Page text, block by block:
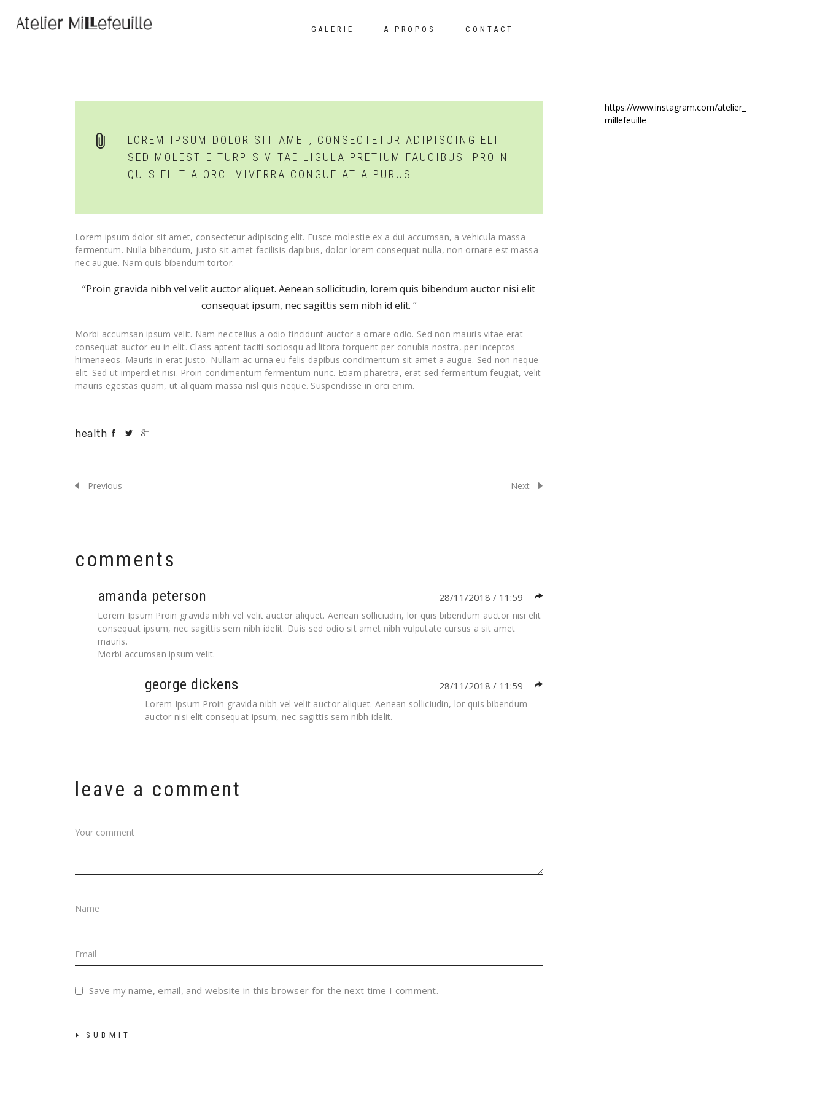
GALERIE A PROPOS CONTACT
LOREM IPSUM DOLOR SIT AMET, CONSECTETUR ADIPISCING ELIT.
SED MOLESTIE TURPIS VITAE LIGULA PRETIUM FAUCIBUS. PROIN
QUIS ELIT A ORCI VIVERRA CONGUE AT A PURUS.
Lorem ipsum dolor sit amet, consectetur adipiscing elit. Fusce molestie ex a dui accumsan, a vehicula massa
fermentum. Nulla bibendum, justo sit amet facilisis dapibus, dolor lorem consequat nulla, non ornare est massa
nec augue. Nam quis bibendum tortor.
“Proin gravida nibh vel velit auctor aliquet. Aenean sollicitudin, lorem quis bibendum auctor nisi elit
consequat ipsum, nec sagittis sem nibh id elit. “
Morbi accumsan ipsum velit. Nam nec tellus a odio tincidunt auctor a ornare odio. Sed non mauris vitae erat
consequat auctor eu in elit. Class aptent taciti sociosqu ad litora torquent per conubia nostra, per inceptos
himenaeos. Mauris in erat justo. Nullam ac urna eu felis dapibus condimentum sit amet a augue. Sed non neque
elit. Sed ut imperdiet nisi. Proin condimentum fermentum nunc. Etiam pharetra, erat sed fermentum feugiat, velit
mauris egestas quam, ut aliquam massa nisl quis neque. Suspendisse in orci enim.
health
Previous Next
comments
amanda peterson 28/11/2018 / 11:59
Lorem Ipsum Proin gravida nibh vel velit auctor aliquet. Aenean solliciudin, lor quis bibendum auctor nisi elit
consequat ipsum, nec sagittis sem nibh idelit. Duis sed odio sit amet nibh vulputate cursus a sit amet
mauris.
Morbi accumsan ipsum velit.
george dickens 28/11/2018 / 11:59
Lorem Ipsum Proin gravida nibh vel velit auctor aliquet. Aenean solliciudin, lor quis bibendum
auctor nisi elit consequat ipsum, nec sagittis sem nibh idelit.
leave a comment
Save my name, email, and website in this browser for the next time I comment.
SUBMIT
https://www.instagram.com/atelier_
millefeuille